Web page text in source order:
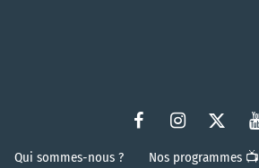
Qui sommes-nous ? Nos programmes 📺